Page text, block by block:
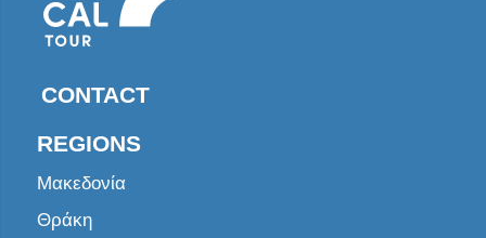
CONTACT
REGIONS
Μακεδονία
Θράκη